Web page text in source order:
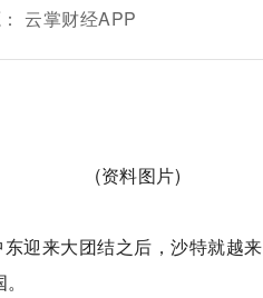
云掌财经APP
(资料图片)
迎来大团结之后，沙特就越